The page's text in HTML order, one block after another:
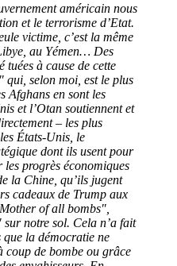
américain nous
et le terrorisme d’Etat.
victime, c’est la même
au Yémen… Des
tuées à cause de cette
qui, selon moi, est le plus
Afghans en sont les
et l’Otan soutiennent et
– les plus
États-Unis, le
dont ils usent pour
progrès économiques
la Chine, qu’ils jugent
cadeaux de Trump aux
of all bombs",
sur notre sol. Cela n’a fait
la démocratie ne
coup de bombe ou grâce